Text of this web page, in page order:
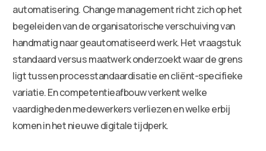
automatisering. Change management richt zich op het
begeleiden van de organisatorische verschuiving van
handmatig naar geautomatiseerd werk. Het vraagstuk
standaard versus maatwerk onderzoekt waar de grens
ligt tussen processtandaardisatie en cliënt-specifieke
variatie. En competentieafbouw verkent welke
vaardigheden medewerkers verliezen en welke erbij
komen in het nieuwe digitale tijdperk.